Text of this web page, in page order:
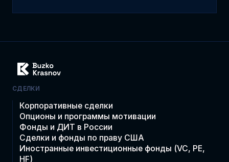
СДЕЛКИ
Корпоративные сделки
Опционы и программы мотивации
Фонды и ДИТ в России
Сделки и фонды по праву США
Иностранные инвестиционные фонды (VC, PE,
HF)